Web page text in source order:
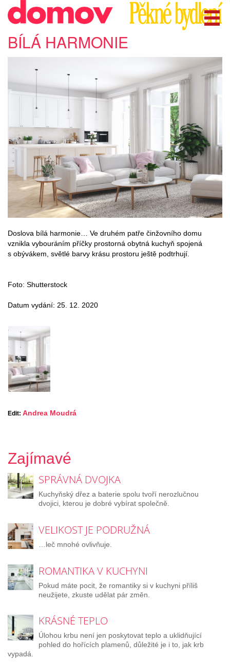
BÍLÁ HARMONIE
Doslova bílá harmonie… Ve druhém patře činžovního domu
vznikla vybouráním příčky prostorná obytná kuchyň spojená
s obývákem, světlé barvy krásu prostoru ještě podtrhují.
Foto: Shutterstock
Datum vydání: 25. 12. 2020
Edit: Andrea Moudrá
Zajímavé
SPRÁVNÁ DVOJKA
Kuchyňský dřez a baterie spolu tvoří nerozlučnou
dvojici, kterou je dobré vybírat společně.
VELIKOST JE PODRUŽNÁ
…leč mnohé ovlivňuje.
ROMANTIKA V KUCHYNI
Pokud máte pocit, že romantiky si v kuchyni příliš
neužijete, zkuste udělat pár změn.
KRÁSNÉ TEPLO
Úlohou krbu není jen poskytovat teplo a uklidňující
pohled do hořících plamenů, důležité je i to, jak krb
vypadá.